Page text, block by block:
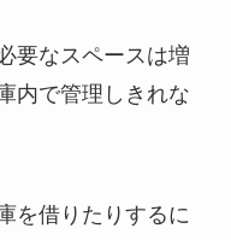
要なスペースは増
内で管理しきれな
を借りたりするに